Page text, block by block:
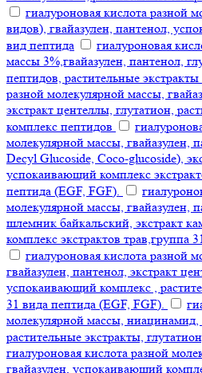
гиалуроновая кислота разной
видов), гвайазулен, пантенол,
вид пептида
гиалуроновая
массы 3%,гвайазулен, пантенол,
пептидов, растительные экстракты
разной молекулярной массы,
экстракт центеллы, глутатион,
комплекс пептидов
молекулярной массы,
Decyl Glucoside, Coco-glucoside),
успокаивающий комплекс
пептида (EGF, FGF).
молекулярной массы, гвайазулен,
шлемник байкальский, экстракт
комплекс экстрактов трав,группа
гиалуроновая кислота разной
гвайазулен, пантенол, экстракт
успокаивающий комплекс ,
31 вида пептида (EGF, FGF).
молекулярной массы, ниацинамид,
растительные экстракты,
гиалуроновая кислота разной
гвайазулен, успокаивающий